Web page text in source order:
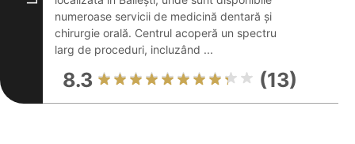
numeroase servicii de medicină dentară și
chirurgie orală. Centrul acoperă un spectru
larg de proceduri, incluzând ...
8.3 (13)